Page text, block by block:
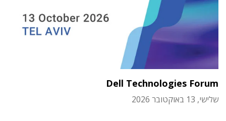
Dell Technologies Forum
שלישי, 13 באוקטובר 2026